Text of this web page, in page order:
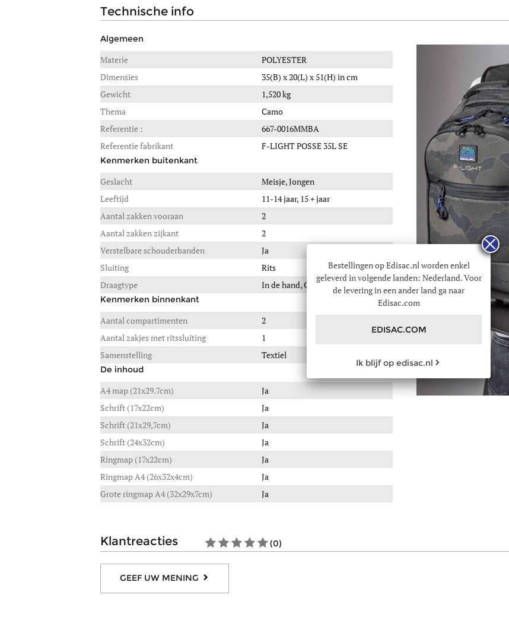
technische info
Algemeen
Materie
POLYESTER
Dimensies
35(B) x 20(L) x 51(H) in cm
Gewicht
1,520 kg
Thema
Camo
Referentie :
667-0016MMBA
Referentie fabrikant
F-LIGHT POSSE 35L SE
Kenmerken buitenkant
Geslacht
Meisje, Jongen
Leeftijd
11-14 jaar, 15 + jaar
Aantal zakken vooraan
2
Aantal zakken zijkant
2
Verstelbare schouderbanden
Ja
Sluiting
Rits
Draagtype
In de hand, Op de rug
Kenmerken binnenkant
Aantal compartimenten
2
Aantal zakjes met ritssluiting
1
Samenstelling
Textiel
De inhoud
A4 map (21x29.7cm)
Ja
Schrift (17x22cm)
Ja
Schrift (21x29,7cm)
Ja
Schrift (24x32cm)
Ja
Ringmap (17x22cm)
Ja
Ringmap A4 (26x32x4cm)
Ja
Grote ringmap A4 (32x29x7cm)
Ja
klantreacties (0)
GEEF UW MENING
Bestellingen op Edisac.nl worden enkel
geleverd in volgende landen: Nederland. Voor
de levering in een ander land ga naar
Edisac.com
EDISAC.COM
Ik blijf op edisac.nl